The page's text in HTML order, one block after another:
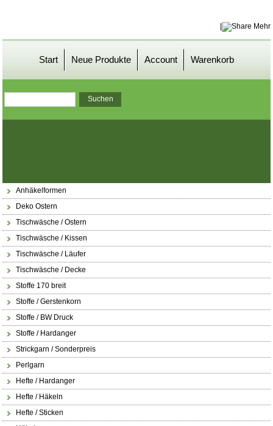
Mehr
Start Neue Produkte Account Warenkorb
Anhäkelformen
Deko Ostern
Tischwäsche / Ostern
Tischwäsche / Kissen
Tischwäsche / Läufer
Tischwäsche / Decke
Stoffe 170 breit
Stoffe / Gerstenkorn
Stoffe / BW Druck
Stoffe / Hardanger
Strickgarn / Sonderpreis
Perlgarn
Hefte / Hardanger
Hefte / Häkeln
Hefte / Sticken